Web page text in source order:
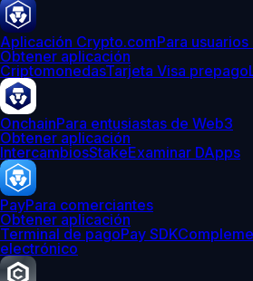
Aplicación Crypto.comPara
Obtener aplicación
CriptomonedasTarjeta Visa prepago
OnchainPara entusiastas de Web3
Obtener aplicación
IntercambiosStakeExaminar DApps
PayPara comerciantes
Obtener aplicación
Terminal de pagoPay SDK
electrónico